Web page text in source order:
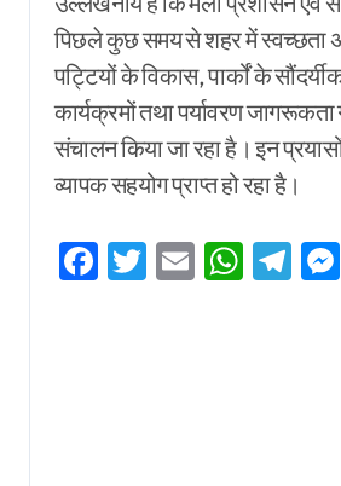
पिछले कुछ समय से शहर में स्वच्छता
पट्टियों के विकास, पार्कों के
कार्यक्रमों तथा पर्यावरण जागरूकता
संचालन किया जा रहा है। इन
व्यापक सहयोग प्राप्त हो रहा है।
Facebook
Twitter
Email